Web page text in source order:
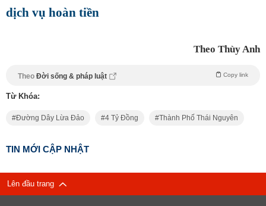
dịch vụ hoàn tiền
Theo Thùy Anh
Theo Đời sống & pháp luật Copy link
Từ Khóa:
Đường Dây Lừa Đảo 4 Tỷ Đồng Thành Phố Thái Nguyên
TIN MỚI CẬP NHẬT
Lên đầu trang